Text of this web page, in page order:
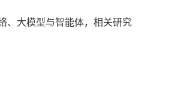
、大模型与智能体，相关研究